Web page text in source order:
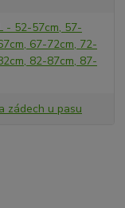
- 52-57cm, 57-
67-72cm, 72-
82-87cm, 87-
zádech u pasu